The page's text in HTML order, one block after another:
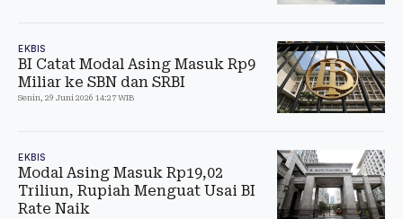
EKBIS
BI Catat Modal Asing Masuk Rp9
Miliar ke SBN dan SRBI
Senin, 29 Juni 2026 14:27 WIB
EKBIS
Modal Asing Masuk Rp19,02
Triliun, Rupiah Menguat Usai BI
Rate Naik